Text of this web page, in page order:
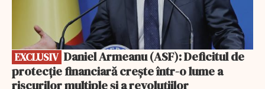
EXCLUSIV
protecție financiară crește într-o lume a
riscurilor multiple și a revoluțiilor